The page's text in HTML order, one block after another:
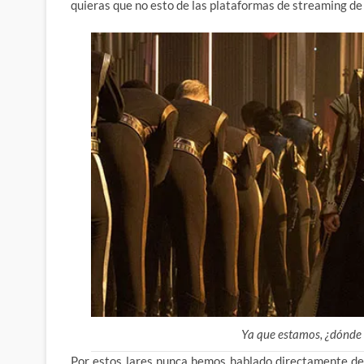
quieras que no esto de las plataformas de streaming
Ya que estamos,
Por estos lares nunca hemos hablado directamente